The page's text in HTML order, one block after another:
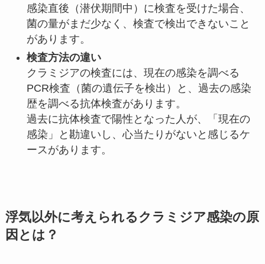
感染直後（潜伏期間中）に検査を受けた場合、
菌の量がまだ少なく、検査で検出できないこと
があります。
検査方法の違い
クラミジアの検査には、現在の感染を調べる
PCR検査（菌の遺伝子を検出）と、過去の感染
歴を調べる抗体検査があります。
過去に抗体検査で陽性となった人が、「現在の
感染」と勘違いし、心当たりがないと感じるケ
ースがあります。
浮気以外に考えられるクラミジア感染の原
因とは？